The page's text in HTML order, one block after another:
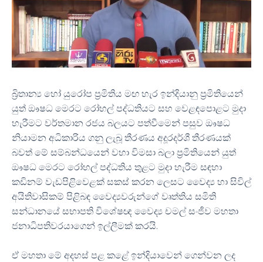
බ්‍රිතාන්‍ය හෝ යුරෝප ප්‍රමිතිය මඟ හැර ඉන්දියානු ප්‍රමිතියෙන්
යුත් ඖෂධ මෙරට රෝහල් පද්ධතියට සහ වෙළඳපොළට මුදා
හැරීමට වර්තමාන රජය බලයට පත්වීමෙන් පසුව ඖෂධ
නියාමන අධිකාරිය ගනු ලැබූ තීරණය අදූරදර්ශී තීරණයක්
බවත් මේ සම්බන්ධයෙන් වහා විමසා බලා ප්‍රමිතියෙන් යුත්
ඖෂධ මෙරට රෝහල් පද්ධතිය තුළට මුදා හැරීම සඳහා
කඩිනම් වැඩපිළිවෙළක් සකස් කරන ලෙසට වෛද්‍ය හා සිවිල්
අයිතිවාසිකම් පිළිබඳ වෛද්‍යවරුන්ගේ වෘත්තිය සමිති
සන්ධානයේ සභාපති විශේෂඥ වෛද්‍ය චමල් සංජීව මහතා
ජනාධිපතිවරයාගෙන් ඉල්ලීමක් කරයි.
ඒ මහතා මේ අදහස් පළ කළේ ඉන්දියාවෙන් ගෙන්වන ලද